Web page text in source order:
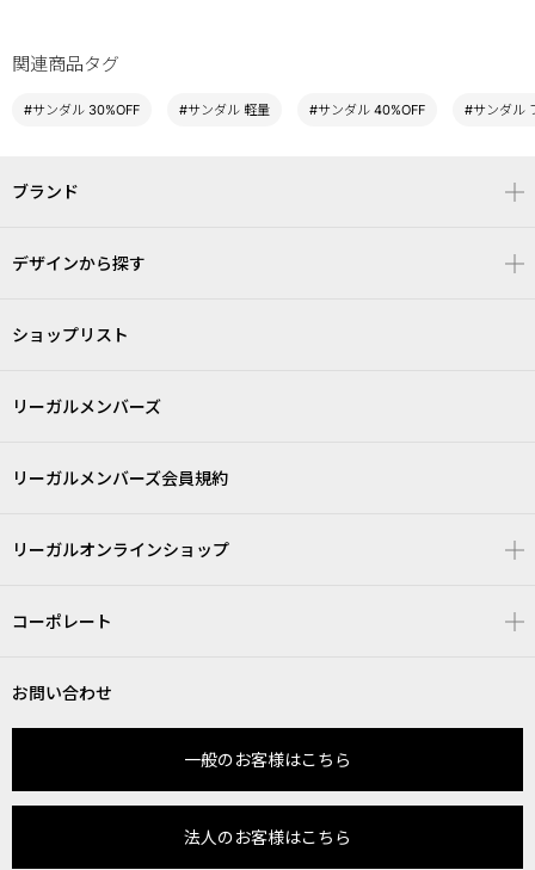
関連商品タグ
#サンダル 30%OFF #サンダル 軽量 #サンダル 40%OFF #サンダル
ブランド
デザインから探す
ショップリスト
リーガルメンバーズ
リーガルメンバーズ会員規約
リーガルオンラインショップ
コーポレート
お問い合わせ
一般のお客様はこちら
法人のお客様はこちら